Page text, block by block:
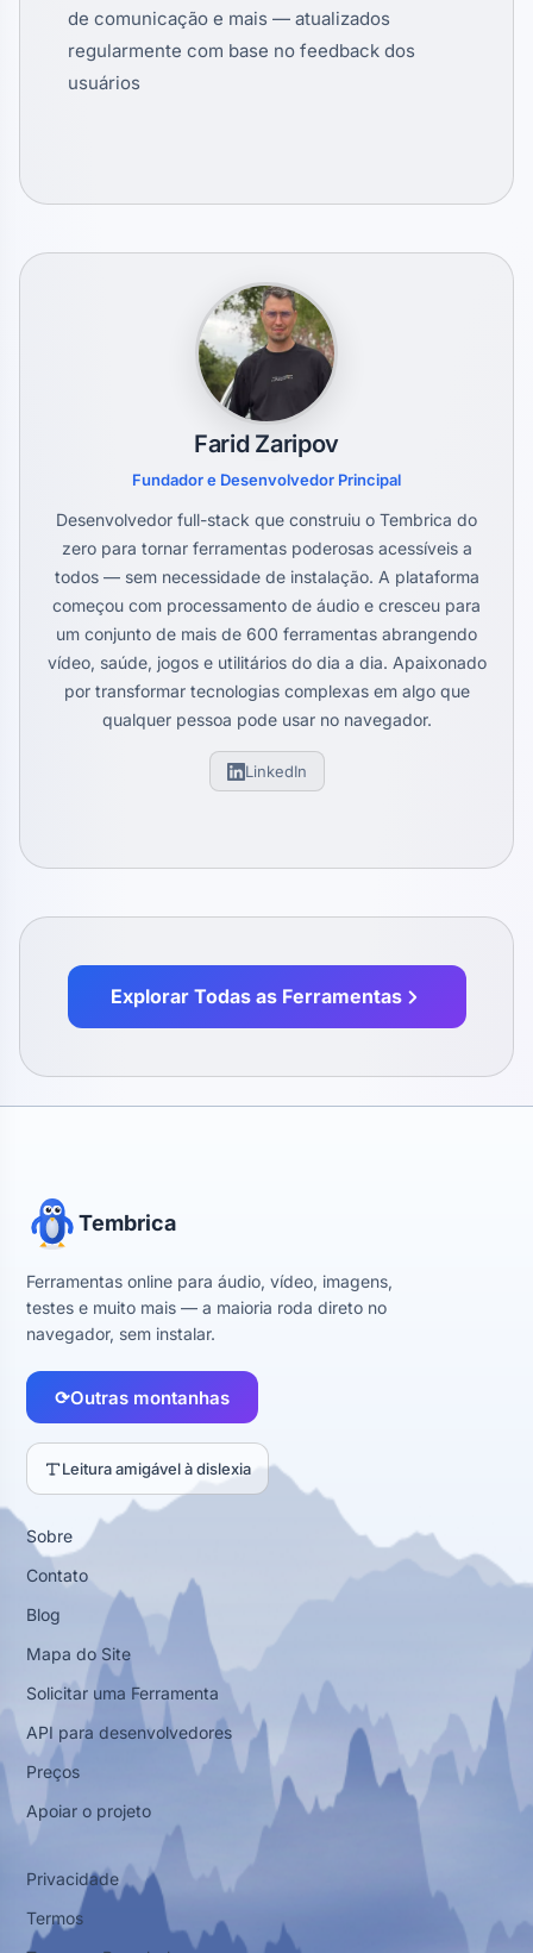
de comunicação e mais — atualizados
regularmente com base no feedback dos
usuários
Farid Zaripov
Fundador e Desenvolvedor Principal
Desenvolvedor full-stack que construiu o Tembrica do
zero para tornar ferramentas poderosas acessíveis a
todos — sem necessidade de instalação. A plataforma
começou com processamento de áudio e cresceu para
um conjunto de mais de 600 ferramentas abrangendo
vídeo, saúde, jogos e utilitários do dia a dia. Apaixonado
por transformar tecnologias complexas em algo que
qualquer pessoa pode usar no navegador.
LinkedIn
Explorar Todas as Ferramentas
Tembrica
Ferramentas online para áudio, vídeo, imagens,
testes e muito mais — a maioria roda direto no
navegador, sem instalar.
⟳Outras montanhas
Leitura amigável à dislexia
Sobre
Contato
Blog
Mapa do Site
Solicitar uma Ferramenta
API para desenvolvedores
Preços
Apoiar o projeto
Privacidade
Termos